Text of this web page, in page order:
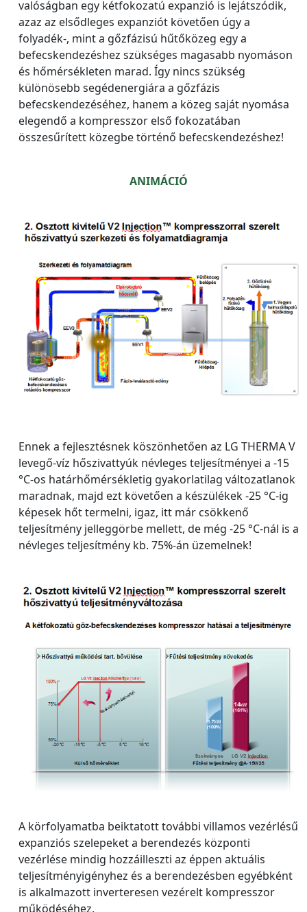
valóságban egy kétfokozatú expanzió is lejátszódik,
azaz az elsődleges expanziót követően úgy a
folyadék-, mint a gőzfázisú hűtőközeg egy a
befecskendezéshez szükséges magasabb nyomáson
és hőmérsékleten marad. Így nincs szükség
különösebb segédenergiára a gőzfázis
befecskendezéséhez, hanem a közeg saját nyomása
elegendő a kompresszor első fokozatában
összesűrített közegbe történő befecskendezéshez!
ANIMÁCIÓ
Ennek a fejlesztésnek köszönhetően az LG THERMA V
levegő-víz hőszivattyúk névleges teljesítményei a -15
°C-os határhőmérsékletig gyakorlatilag változatlanok
maradnak, majd ezt követően a készülékek -25 °C-ig
képesek hőt termelni, igaz, itt már csökkenő
teljesítmény jelleggörbe mellett, de még -25 °C-nál is a
névleges teljesítmény kb. 75%-án üzemelnek!
A körfolyamatba beiktatott további villamos vezérlésű
expanziós szelepeket a berendezés központi
vezérlése mindig hozzáilleszti az éppen aktuális
teljesítményigényhez és a berendezésben egyébként
is alkalmazott inverteresen vezérelt kompresszor
működéséhez.